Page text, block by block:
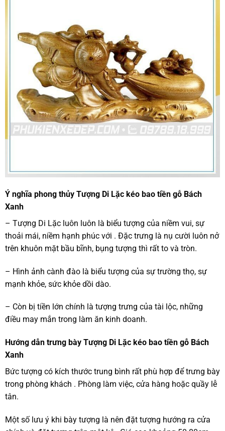
Ý nghĩa phong thủy Tượng Di Lặc kéo bao tiền gỗ Bách
Xanh
– Tượng Di Lặc luôn luôn là biểu tượng của niềm vui, sự
thoải mái, niềm hạnh phúc với . Đặc trưng là nụ cười luôn nở
trên khuôn mặt bầu bĩnh, bụng tượng thì rất to và tròn.
– Hình ảnh cành đào là biểu tượng của sự trường thọ, sự
mạnh khỏe, sức khỏe dồi dào.
– Còn bị tiền lớn chính là tượng trưng của tài lộc, những
điều may mắn trong làm ăn kinh doanh.
Hướng dẫn trưng bày Tượng Di Lặc kéo bao tiền gỗ Bách
Xanh
Bức tượng có kích thước trung bình rất phù hợp để trưng bày
trong phòng khách . Phòng làm việc, cửa hàng hoặc quầy lễ
tân.
Một số lưu ý khi bày tượng là nên đặt tượng hướng ra cửa